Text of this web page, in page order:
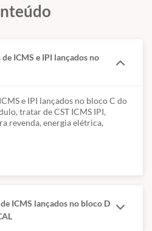
ICMS e IPI lançados no
e IPI lançados no bloco C do
tratar de CST ICMS IPI,
revenda, energia elétrica,
ICMS lançados no bloco D